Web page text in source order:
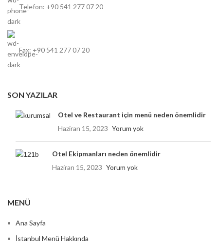
Telefon: +90 541 277 07 20
Fax: +90 541 277 07 20
SON YAZILAR
Otel ve Restaurant için menü neden önemlidir
Haziran 15, 2023 Yorum yok
Otel Ekipmanları neden önemlidir
Haziran 15, 2023 Yorum yok
MENÜ
Ana Sayfa
İstanbul Menü Hakkında